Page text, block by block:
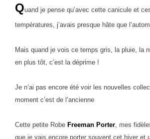
Quand je pense qu’avec cette canicule et
températures, j’avais presque hâte que
Mais quand je vois ce temps gris, la pluie, la
en plus tôt, c’est la déprime !
Je n’ai pas encore été voir les nouvelles
moment c’est de l’ancienne
Cette petite Robe Freeman Porter , mes
que je vais encore porter souvent cet hiver et